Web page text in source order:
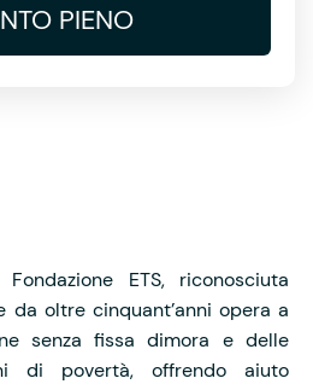
PIENO
ETS, riconosciuta
da oltre cinquant’anni opera a
senza fissa dimora e delle
di povertà, offrendo aiuto